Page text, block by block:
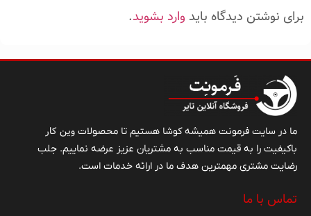
برای نوشتن دیدگاه باید وارد بشوید.
ما در سایت فرمونت همیشه کوشا هستیم تا محصولات وین کار
باکیفیت را به قیمت مناسب به مشتریان عزیز عرضه نماییم. جلب
رضایت مشتری مهمترین هدف ما در ارائه خدمات است.
تماس با ما